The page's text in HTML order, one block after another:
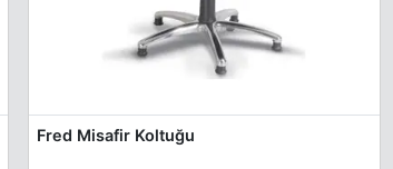
Fred Misafir Koltuğu